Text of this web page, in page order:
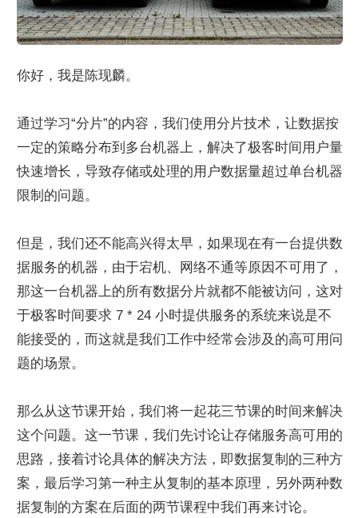
你好，我是陈现麟。
通过学习“分片”的内容，我们使用分片技术，让数据按
一定的策略分布到多台机器上，解决了极客时间用户量
快速增长，导致存储或处理的用户数据量超过单台机器
限制的问题。
但是，我们还不能高兴得太早，如果现在有一台提供数
据服务的机器，由于宕机、网络不通等原因不可用了，
那这一台机器上的所有数据分片就都不能被访问，这对
于极客时间要求 7 * 24 小时提供服务的系统来说是不
能接受的，而这就是我们工作中经常会涉及的高可用问
题的场景。
那么从这节课开始，我们将一起花三节课的时间来解决
这个问题。这一节课，我们先讨论让存储服务高可用的
思路，接着讨论具体的解决方法，即数据复制的三种方
案，最后学习第一种主从复制的基本原理，另外两种数
据复制的方案在后面的两节课程中我们再来讨论。